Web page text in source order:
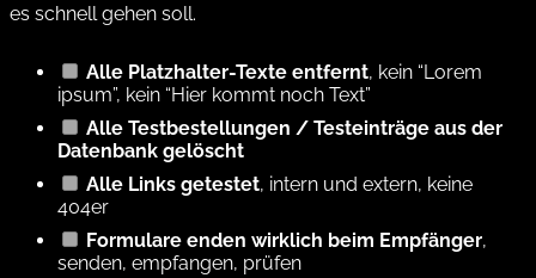
es schnell gehen soll.
Alle Platzhalter-Texte entfernt, kein “Lorem
ipsum”, kein “Hier kommt noch Text”
Alle Testbestellungen / Testeinträge aus der
Datenbank gelöscht
Alle Links getestet, intern und extern, keine
404er
Formulare enden wirklich beim Empfänger,
senden, empfangen, prüfen